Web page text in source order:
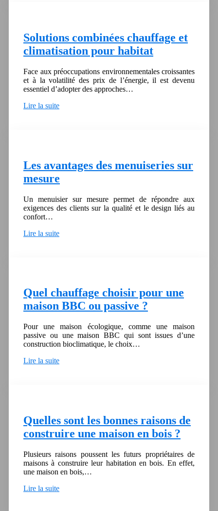
Solutions combinées chauffage et
climatisation pour habitat
Face aux préoccupations environnementales croissantes
et à la volatilité des prix de l’énergie, il est devenu
essentiel d’adopter des approches…
Lire la suite
Les avantages des menuiseries sur
mesure
Un menuisier sur mesure permet de répondre aux
exigences des clients sur la qualité et le design liés au
confort…
Lire la suite
Quel chauffage choisir pour une
maison BBC ou passive ?
Pour une maison écologique, comme une maison
passive ou une maison BBC qui sont issues d’une
construction bioclimatique, le choix…
Lire la suite
Quelles sont les bonnes raisons de
construire une maison en bois ?
Plusieurs raisons poussent les futurs propriétaires de
maisons à construire leur habitation en bois. En effet,
une maison en bois,…
Lire la suite